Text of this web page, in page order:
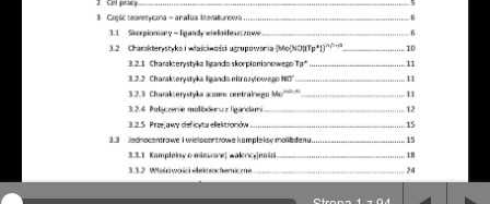
Na stronie wykorzystywane są pliki cookie, bądź
podobne rozwiązania. Aby poznać szczegóły zapoznaj
się zpolityką prywatności.